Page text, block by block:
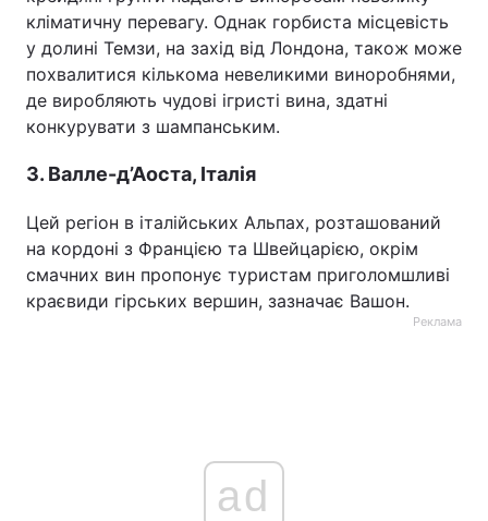
кліматичну перевагу. Однак горбиста місцевість
у долині Темзи, на захід від Лондона, також може
похвалитися кількома невеликими виноробнями,
де виробляють чудові ігристі вина, здатні
конкурувати з шампанським.
3. Валле-д’Аоста, Італія
Цей регіон в італійських Альпах, розташований
на кордоні з Францією та Швейцарією, окрім
смачних вин пропонує туристам приголомшливі
краєвиди гірських вершин, зазначає Вашон.
Реклама
ad